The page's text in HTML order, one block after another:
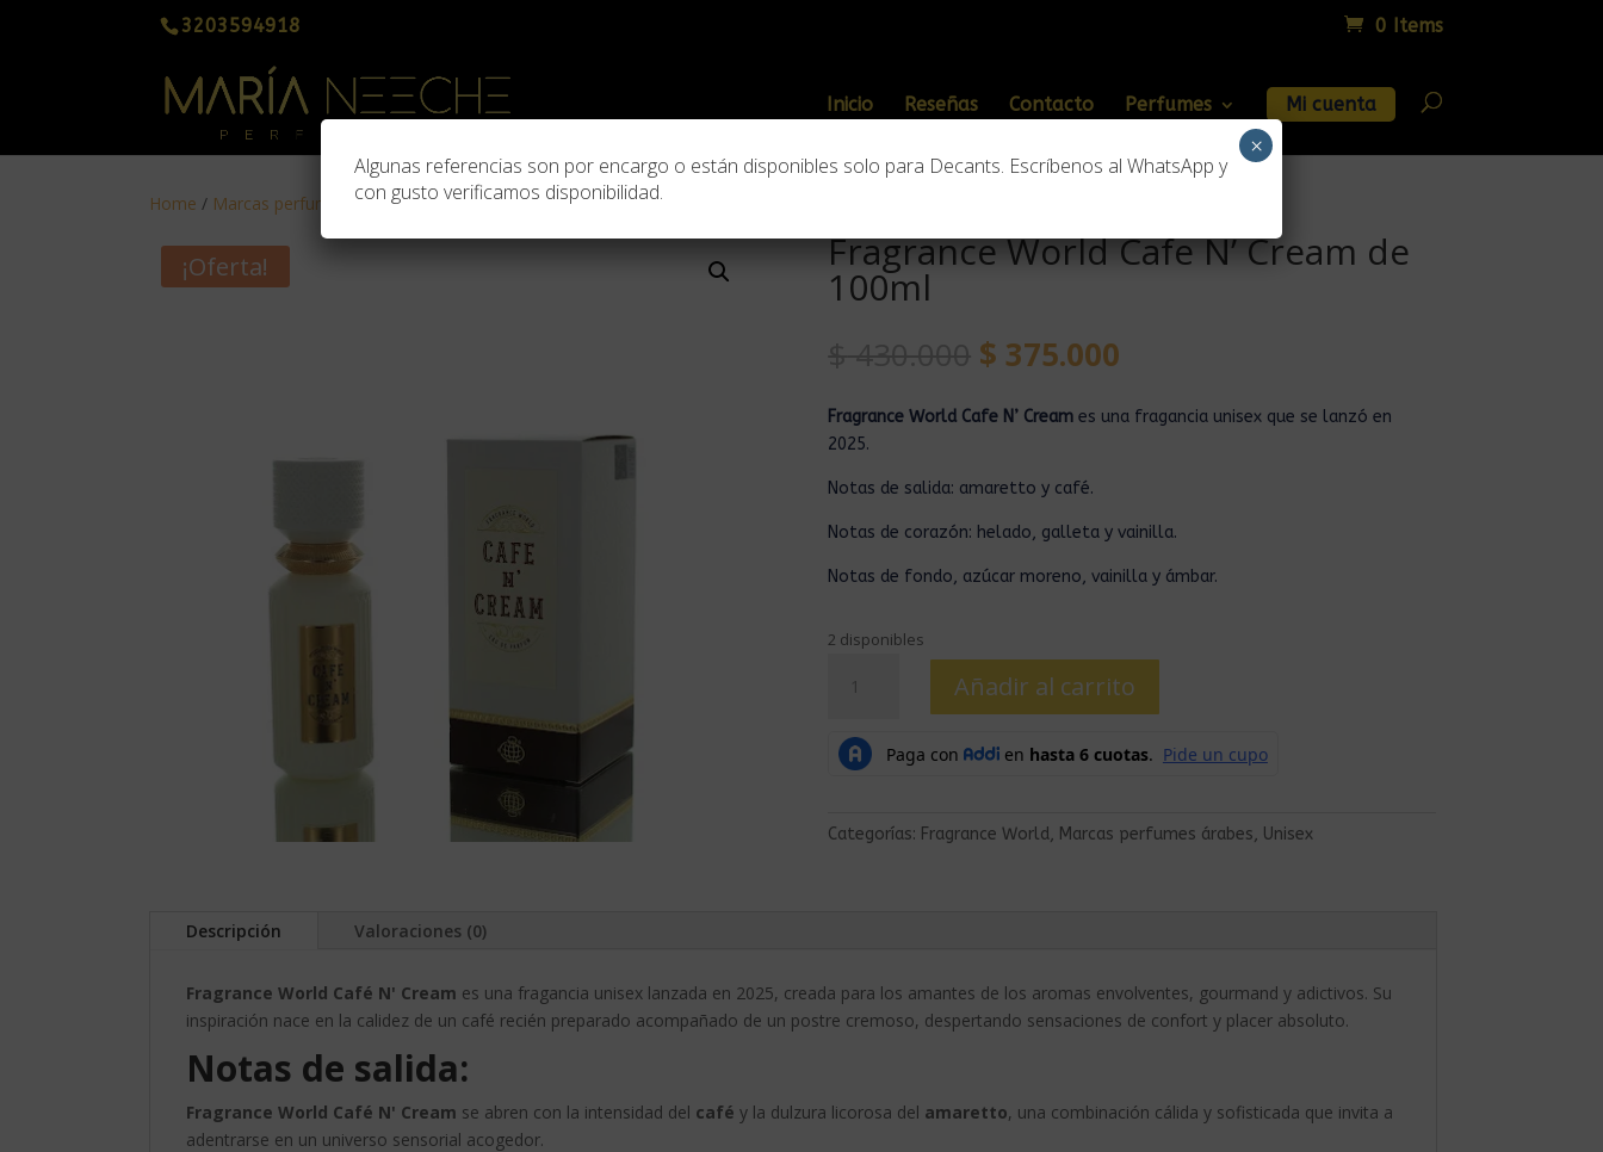
3203594918 0 Items
Inicio Reseñas Contacto Perfumes Mi cuenta
Home / Marcas perfumes árabes/Fragrance World/ Fragrance World Cafe N’ Cream de 100ml
¡Oferta! Fragrance World Cafe N’ Cream de
100ml
$ 375.000
Fragrance World Cafe N’ Cream es una fragancia unisex que se lanzó en
2025.
Notas de salida: amaretto y café.
Notas de corazón: helado, galleta y vainilla.
Notas de fondo, azúcar moreno, vainilla y ámbar.
2 disponibles
Añadir al carrito
Categorías: Fragrance World, Marcas perfumes árabes, Unisex
Descripción Valoraciones (0)
Fragrance World Café N' Cream es una fragancia unisex lanzada en 2025, creada para los amantes de los aromas envolventes, gourmand y adictivos. Su
inspiración nace en la calidez de un café recién preparado acompañado de un postre cremoso, despertando sensaciones de confort y placer absoluto.
Notas de salida:
Fragrance World Café N' Cream se abren con la intensidad del café y la dulzura licorosa del amaretto, una combinación cálida y sofisticada que invita a
adentrarse en un universo sensorial acogedor.
Algunas referencias son por encargo o están disponibles solo para Decants. Escríbenos al WhatsApp y
con gusto verificamos disponibilidad.
×